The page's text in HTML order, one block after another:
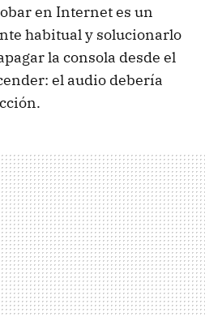
en Internet es un
habitual y solucionarlo
la consola desde el
el audio debería